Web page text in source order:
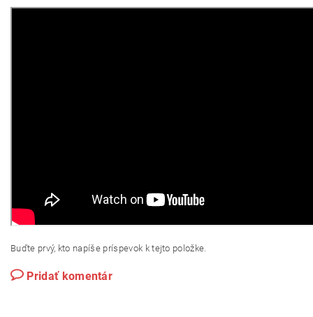
Buďte prvý, kto napíše príspevok k tejto položke.
Pridať komentár